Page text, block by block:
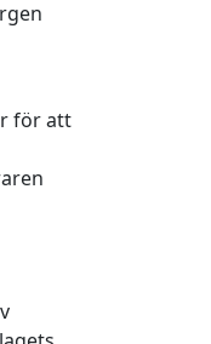
för att